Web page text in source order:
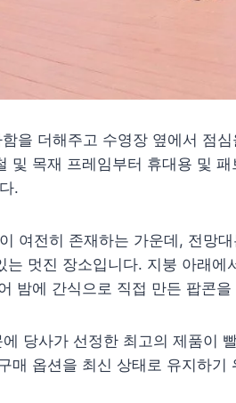
을 더해주고 수영장 옆에서 점
및 목재 프레임부터 휴대용 및
.
여전히 존재하는 가운데, 전망
는 멋진 장소입니다. 지붕 아래
밤에 간식으로 직접 만든 팝콘
당사가 선정한 최고의 제품이
매 옵션을 최신 상태로 유지하기